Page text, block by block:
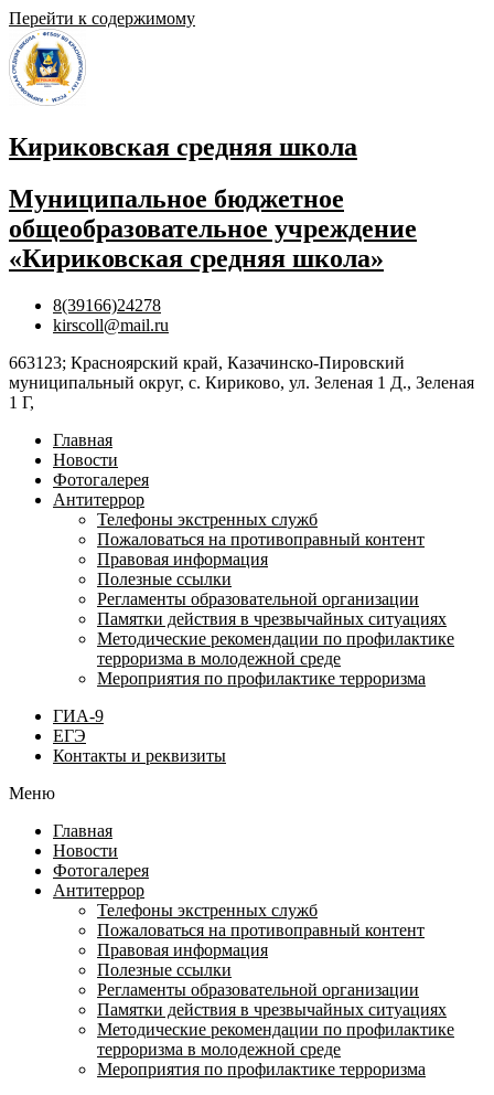
Перейти к содержимому
Кириковская средняя школа
Муниципальное бюджетное
общеобразовательное учреждение
«Кириковская средняя школа»
8(39166)24278
kirscoll@mail.ru
663123; Красноярский край, Казачинско-Пировский
муниципальный округ, с. Кириково, ул. Зеленая 1 Д., Зеленая
1 Г,
Главная
Новости
Фотогалерея
Антитеррор
Телефоны экстренных служб
Пожаловаться на противоправный контент
Правовая информация
Полезные ссылки
Регламенты образовательной организации
Памятки действия в чрезвычайных ситуациях
Методические рекомендации по профилактике
терроризма в молодежной среде
Мероприятия по профилактике терроризма
ГИА-9
ЕГЭ
Контакты и реквизиты
Меню
Главная
Новости
Фотогалерея
Антитеррор
Телефоны экстренных служб
Пожаловаться на противоправный контент
Правовая информация
Полезные ссылки
Регламенты образовательной организации
Памятки действия в чрезвычайных ситуациях
Методические рекомендации по профилактике
терроризма в молодежной среде
Мероприятия по профилактике терроризма